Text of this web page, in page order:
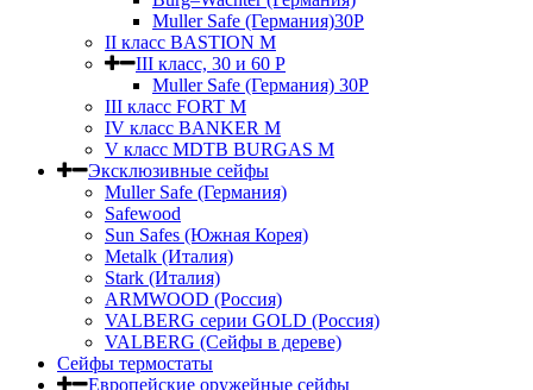
Muller Safe (Германия)30P
II класс BASTION M
III класс, 30 и 60 P
Muller Safe (Германия) 30Р
III класс FORT M
IV класс BANKER M
V класс МDTB BURGAS M
Эксклюзивные сейфы
Muller Safe (Германия)
Safewood
Sun Safes (Южная Корея)
Metalk (Италия)
Stark (Италия)
ARMWOOD (Россия)
VALBERG серии GOLD (Россия)
VALBERG (Сейфы в дереве)
Сейфы термостаты
Европейские оружейные сейфы